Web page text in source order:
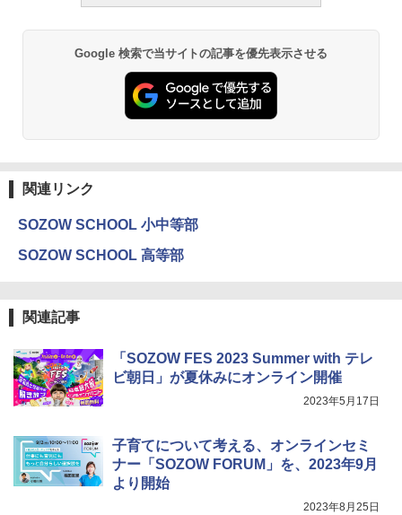
￥2,750
仮面ライダー 改造人間 限定ケース版
￥4,290
4
つかめ！理科ダマン 12 最強ロボット決
戦！編
￥1,320
OK（重版：10月上旬発送） (TJMOOK)
ーム
物理実験モデル楽器電磁気教材を教える
ダルトンボード/ゴルトンボード物理学、
4
エンジニアリングキット小さなカート -
クリエイティブトイビルド、シンプルな
メカニックキット|子供向けの可動部品、
￥849
￥4,746
Google 検索で当サイトの記事を優先表示させる
関連リンク
SOZOW SCHOOL 小中等部
SOZOW SCHOOL 高等部
関連記事
「SOZOW FES 2023 Summer with テレ
ビ朝日」が夏休みにオンライン開催
2023年5月17日
子育てについて考える、オンラインセミ
ナー「SOZOW FORUM」を、2023年9月
より開始
2023年8月25日